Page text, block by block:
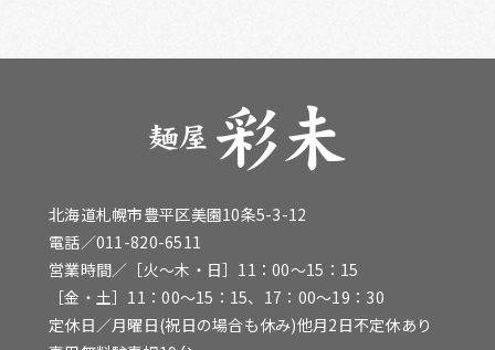
北海道札幌市豊平区美園10条5-3-12
電話／011-820-6511
営業時間／［火〜木・日］11：00～15：15
［金・土］11：00～15：15、17：00～19：30
定休日／月曜日(祝日の場合も休み)他月2日不定休あり